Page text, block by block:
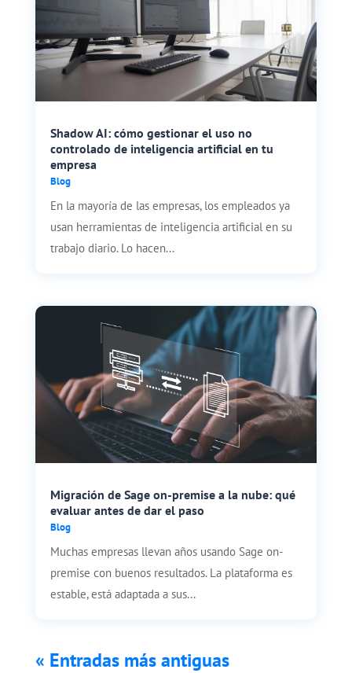
Shadow AI: cómo gestionar el uso no
controlado de inteligencia artificial en tu
empresa
Blog
En la mayoría de las empresas, los empleados ya
usan herramientas de inteligencia artificial en su
trabajo diario. Lo hacen...
Migración de Sage on-premise a la nube: qué
evaluar antes de dar el paso
Blog
Muchas empresas llevan años usando Sage on-
premise con buenos resultados. La plataforma es
estable, está adaptada a sus...
« Entradas más antiguas